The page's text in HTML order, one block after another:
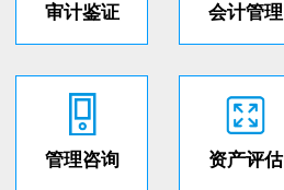
审计鉴证 会计管理
管理咨询 资产评估